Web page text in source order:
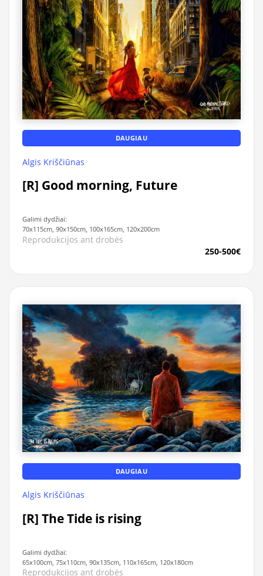
DAUGIAU
Algis Kriščiūnas
[R] Good morning, Future
Galimi dydžiai:
70x115cm, 90x150cm, 100x165cm, 120x200cm
Reprodukcijos ant drobės
250-500€
DAUGIAU
Algis Kriščiūnas
[R] The Tide is rising
Galimi dydžiai:
65x100cm, 75x110cm, 90x135cm, 110x165cm, 120x180cm
Reprodukcijos ant drobės